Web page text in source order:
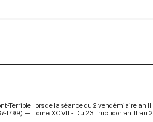
Terrible, lors de la séance du 2 vendémiaire an III
1799) — Tome XCVII - Du 23 fructidor an II au 2